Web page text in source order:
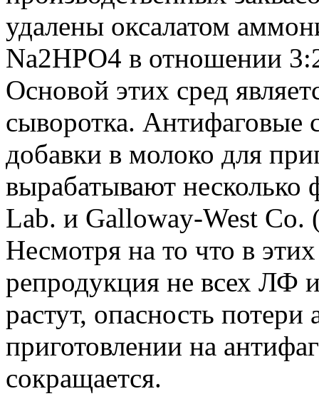
удалены оксалатом
Na2HPO4 в отношении
Основой этих сред
сыворотка. Антифаговые
добавки в молоко для
вырабатывают
Lab. и Galloway-West
Несмотря на то что в
репродукция не всех ЛФ
растут, опасность потери
приготовлении на
сокращается.